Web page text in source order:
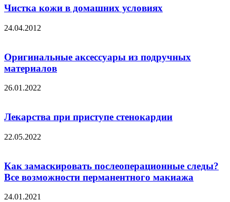
Чистка кожи в домашних условиях
24.04.2012
Оригинальные аксессуары из подручных
материалов
26.01.2022
Лекарства при приступе стенокардии
22.05.2022
Как замаскировать послеоперационные следы?
Все возможности перманентного макиажа
24.01.2021